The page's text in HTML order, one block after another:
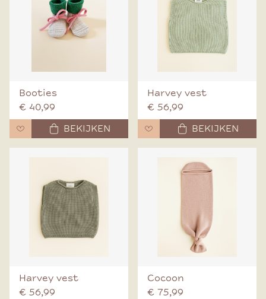
Booties
€ 40,99
BEKIJKEN
Harvey vest
€ 56,99
BEKIJKEN
Harvey vest
€ 56,99
Cocoon
€ 75,99